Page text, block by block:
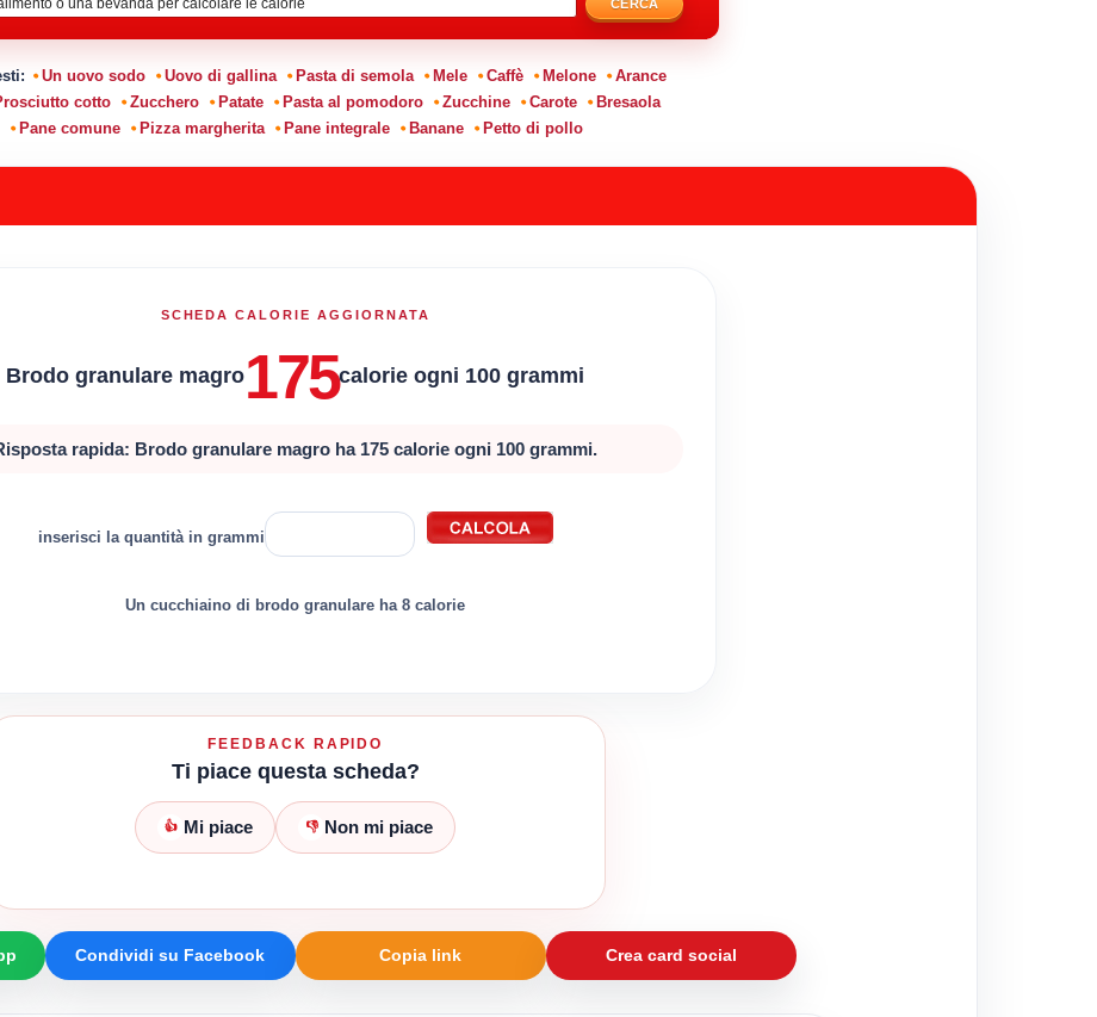
CERCA
Un uovo sodo Uovo di gallina Pasta di semola Mele Caffè Melone
Arance
cotto Zucchero Patate Pasta al pomodoro Zucchine Carote
Bresaola
Pane comune
Pizza margherita Pane integrale Banane Petto di pollo
SCHEDA CALORIE AGGIORNATA
Brodo granulare magro175calorie ogni 100 grammi
rapida: Brodo granulare magro ha 175 calorie ogni 100 grammi.
inserisci la quantità in grammi
Un cucchiaino di brodo granulare ha 8 calorie
FEEDBACK RAPIDO
Ti piace questa scheda?
👍 Mi piace 👎 Non mi piace
Condividi su Facebook Copia link Crea card social